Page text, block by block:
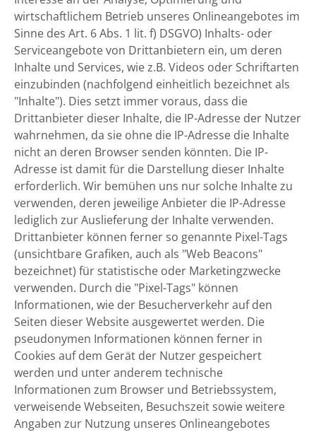
wirtschaftlichem Betrieb unseres Onlineangebotes im
Sinne des Art. 6 Abs. 1 lit. f) DSGVO) Inhalts- oder
Serviceangebote von Drittanbietern ein, um deren
Inhalte und Services, wie z.B. Videos oder Schriftarten
einzubinden (nachfolgend einheitlich bezeichnet als
"Inhalte"). Dies setzt immer voraus, dass die
Drittanbieter dieser Inhalte, die IP-Adresse der Nutzer
wahrnehmen, da sie ohne die IP-Adresse die Inhalte
nicht an deren Browser senden könnten. Die IP-
Adresse ist damit für die Darstellung dieser Inhalte
erforderlich. Wir bemühen uns nur solche Inhalte zu
verwenden, deren jeweilige Anbieter die IP-Adresse
lediglich zur Auslieferung der Inhalte verwenden.
Drittanbieter können ferner so genannte Pixel-Tags
(unsichtbare Grafiken, auch als "Web Beacons"
bezeichnet) für statistische oder Marketingzwecke
verwenden. Durch die "Pixel-Tags" können
Informationen, wie der Besucherverkehr auf den
Seiten dieser Website ausgewertet werden. Die
pseudonymen Informationen können ferner in
Cookies auf dem Gerät der Nutzer gespeichert
werden und unter anderem technische
Informationen zum Browser und Betriebssystem,
verweisende Webseiten, Besuchszeit sowie weitere
Angaben zur Nutzung unseres Onlineangebotes